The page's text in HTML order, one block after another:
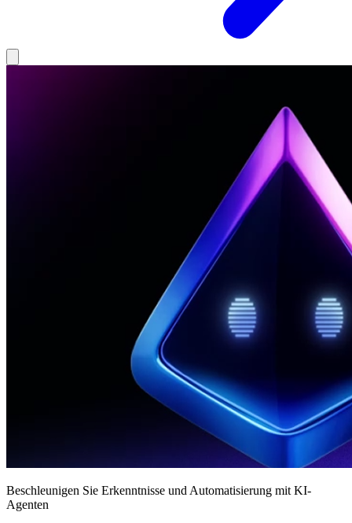
Beschleunigen Sie Erkenntnisse und Automatisierung mit KI-
Agenten